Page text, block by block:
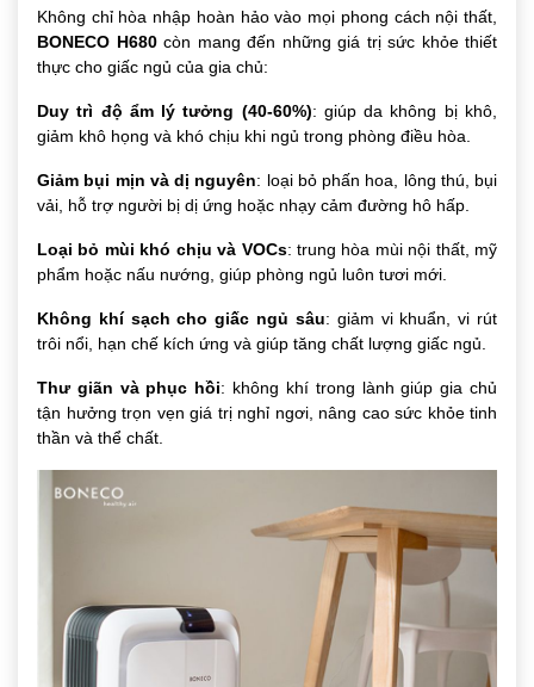
Không chỉ hòa nhập hoàn hảo vào mọi phong cách nội thất,
BONECO H680còn mang đến những giá trị sức khỏe thiết
thực cho giấc ngủ của gia chủ:
Duy trì độ ẩm lý tưởng (40-60%): giúp da không bị khô,
giảm khô họng và khó chịu khi ngủ trong phòng điều hòa.
Giảm bụi mịn và dị nguyên: loại bỏ phấn hoa, lông thú, bụi
vải, hỗ trợ người bị dị ứng hoặc nhạy cảm đường hô hấp.
Loại bỏ mùi khó chịu và VOCs: trung hòa mùi nội thất, mỹ
phẩm hoặc nấu nướng, giúp phòng ngủ luôn tươi mới.
Không khí sạch cho giấc ngủ sâu: giảm vi khuẩn, vi rút
trôi nổi, hạn chế kích ứng và giúp tăng chất lượng giấc ngủ.
Thư giãn và phục hồi: không khí trong lành giúp gia chủ
tận hưởng trọn vẹn giá trị nghỉ ngơi, nâng cao sức khỏe tinh
thần và thể chất.